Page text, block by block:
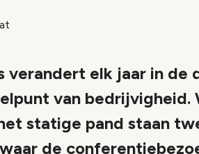
verandert elk jaar in de
van bedrijvigheid.
statige pand staan
de